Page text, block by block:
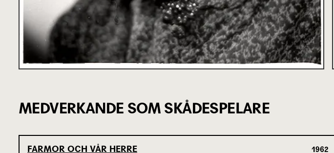
MEDVERKANDE SOM SKÅDESPELARE
FARMOR OCH VÅR HERRE 1962